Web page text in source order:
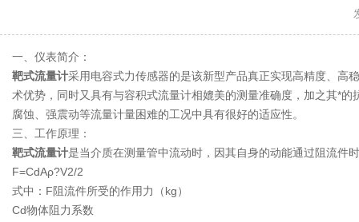
一、仪表简介：
靶式流量计采用电容式力传感器的是该新型产品真正实现高精度、高
术优势，同时又具有与容积式流量计相媲美的测量准确度，加之其*
腐蚀、强震动等流量计量困难的工况中具有很好的适应性。
三、工作原理：
靶式流量计是当介质在测量管中流动时，因其自身的动能通过阻流件
F=CdAρ?V2/2
式中：F阻流件所受的作用力（kg）
Cd物体阻力系数